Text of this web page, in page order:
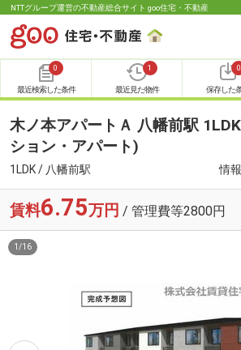
NTTグループ運営の不動産総合サイト goo住宅・不動産
0
最近検索した条件
1
最近見た物件
0
保存した
木ノ本アパートＡ 八幡前駅
ション・アパート)
1LDK / 八幡前駅 情
賃料6.75万円 / 管理費等2800円
1 /16